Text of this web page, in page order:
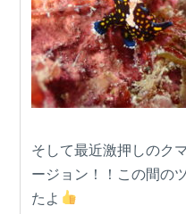
そして最近激押しのク
ージョン！！この間の
たよ